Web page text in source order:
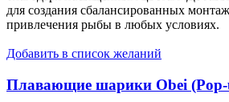
для создания сбалансированных
привлечения рыбы в любых условиях.
Добавить в список желаний
Плавающие шарики Obei (Pop-